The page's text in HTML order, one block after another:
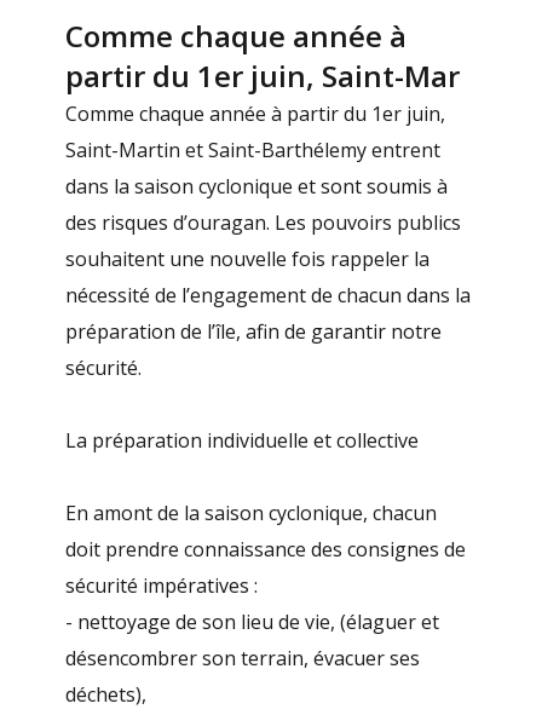
Comme chaque année à
partir du 1er juin, Saint-Mar
Comme chaque année à partir du 1er juin,
Saint-Martin et Saint-Barthélemy entrent
dans la saison cyclonique et sont soumis à
des risques d’ouragan. Les pouvoirs publics
souhaitent une nouvelle fois rappeler la
nécessité de l’engagement de chacun dans la
préparation de l’île, afin de garantir notre
sécurité.
La préparation individuelle et collective
En amont de la saison cyclonique, chacun
doit prendre connaissance des consignes de
sécurité impératives :
- nettoyage de son lieu de vie, (élaguer et
désencombrer son terrain, évacuer ses
déchets),